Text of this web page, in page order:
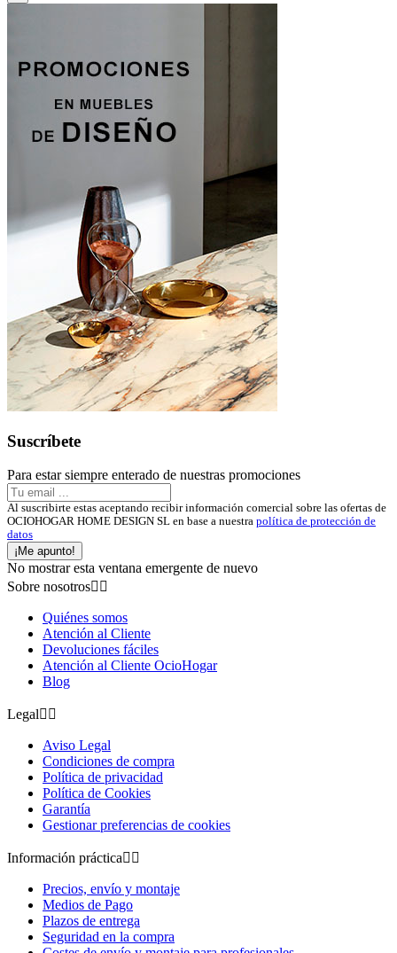
Suscríbete
Para estar siempre enterado de nuestras promociones
Al suscribirte estas aceptando recibir información comercial sobre las ofertas de
OCIOHOGAR HOME DESIGN SL en base a nuestra política de protección de
datos
¡Me apunto!
No mostrar esta ventana emergente de nuevo
Sobre nosotros 
Quiénes somos
Atención al Cliente
Devoluciones fáciles
Atención al Cliente OcioHogar
Blog
Legal 
Aviso Legal
Condiciones de compra
Política de privacidad
Política de Cookies
Garantía
Gestionar preferencias de cookies
Información práctica 
Precios, envío y montaje
Medios de Pago
Plazos de entrega
Seguridad en la compra